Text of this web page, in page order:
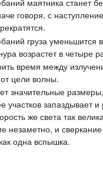
маятника станет
говоря, с
груза уменьшится
возрастет в четыре
время между
цели волны.
значительные
участков запаздывает и
же света так
незаметно, и
одна вспышка.